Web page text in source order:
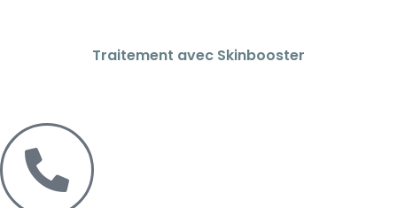
Traitement avec Skinbooster